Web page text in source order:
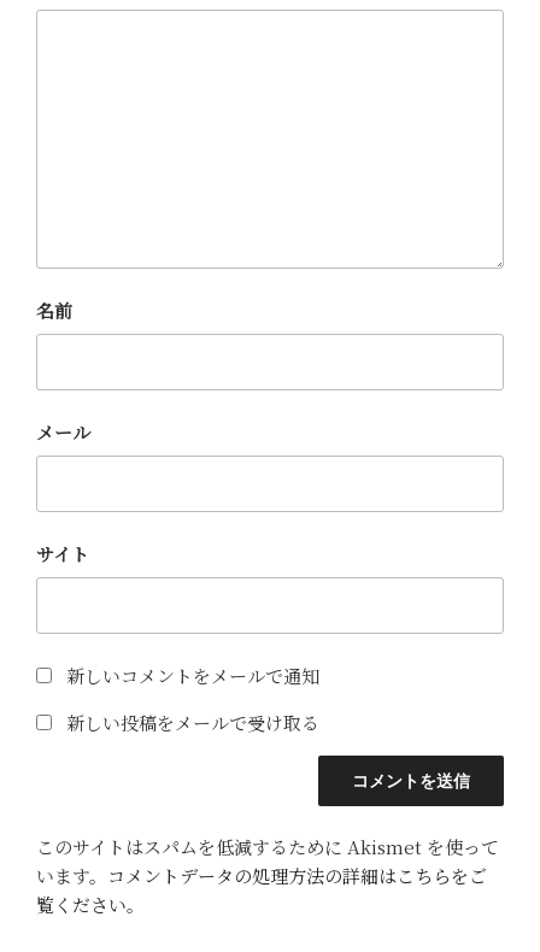
名前
メール
サイト
新しいコメントをメールで通知
新しい投稿をメールで受け取る
このサイトはスパムを低減するために Akismet を使って
います。 コメントデータの処理方法の詳細はこちらをご
覧ください。